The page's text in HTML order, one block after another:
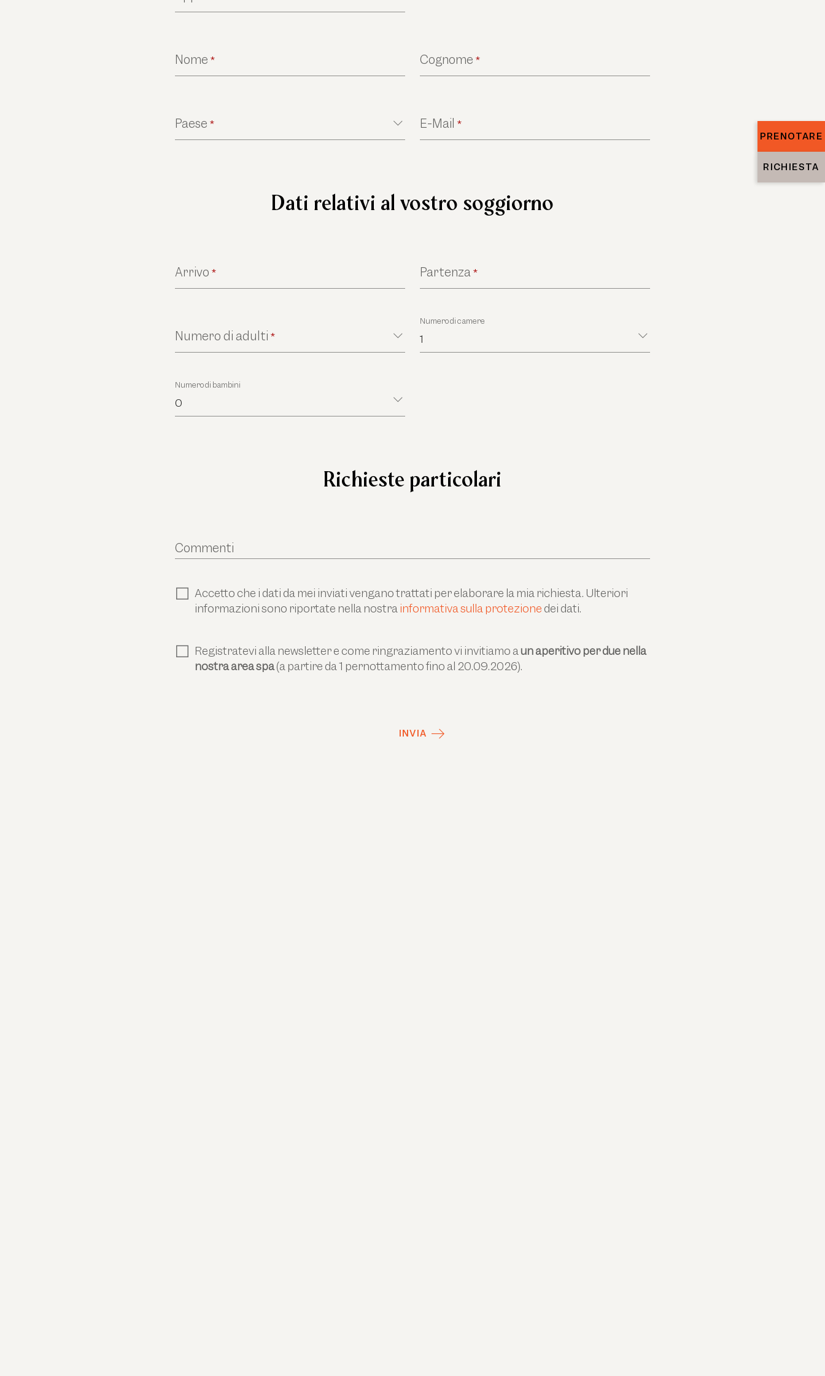
PRENOTARE
RICHIESTA
Nome * Cognome *
Paese * E-Mail *
Dati relativi al vostro soggiorno
Arrivo * Partenza*
Numero di adulti *
Numero di camere
1
Numero di bambini
0
Richieste particolari
Commenti
Accetto che i dati da mei inviati vengano trattati per elaborare la mia richiesta. Ulteriori
informazioni sono riportate nella nostra informativa sulla protezione dei dati.
Registratevi alla newsletter e come ringraziamento vi invitiamo aun aperitivo per due nella
nostra area spa(a partire da 1 pernottamento fino al 20.09.2026).
INVIA